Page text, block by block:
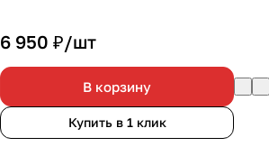
6 950 ₽/шт
В корзину
Купить в 1 клик